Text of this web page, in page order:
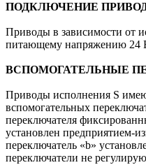
ПОДКЛЮЧЕНИЕ
Приводы в зависимости от
питающему напряжению 24
ВСПОМОГАТЕЛЬНЫЕ
Приводы исполнения S
вспомогательных
переключателя
установлен предприятием-
переключатель «b»
переключатели не